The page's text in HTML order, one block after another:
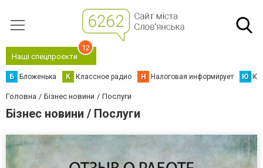
Наші спецпроєкти
12
Б Бложенька К Классное радио Н Налоговая информирует Ю
Головна Бізнес новини Послуги
Бізнес новини / Послуги